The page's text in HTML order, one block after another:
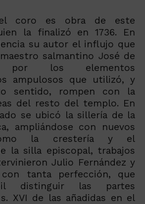
coro es obra de este
la finalizó en 1736. En
su autor el influjo que
salmantino José de
por los elementos
ampulosos que utilizó, y
sentido, rompen con la
del resto del templo. En
se ubicó la sillería de la
ampliándose con nuevos
la crestería y el
la silla episcopal, trabajos
Julio Fernández y
con tanta perfección, que
distinguir las partes
XVI de las añadidas en el